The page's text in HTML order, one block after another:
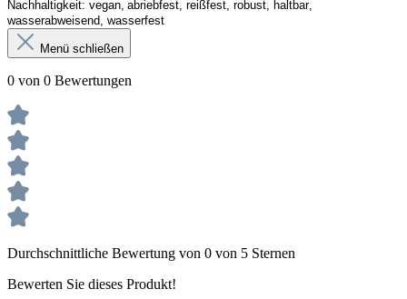
Nachhaltigkeit: vegan, abriebfest, reißfest, robust, haltbar,
wasserabweisend, wasserfest
Menü schließen
0 von 0 Bewertungen
Durchschnittliche Bewertung von 0 von 5 Sternen
Bewerten Sie dieses Produkt!